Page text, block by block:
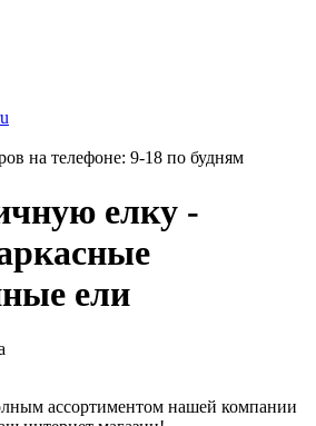
на телефоне: 9-18 по будням
елку -
ели
ассортиментом нашей компании